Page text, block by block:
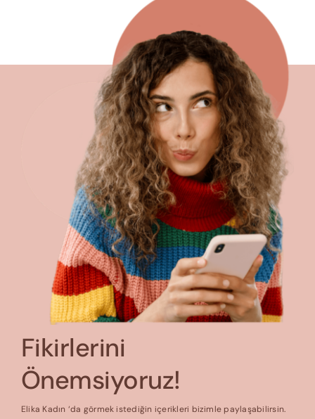
Fikirlerini
Önemsiyoruz!
Elika Kadın ‘da görmek istediğin içerikleri bizimle paylaşabilirsin.